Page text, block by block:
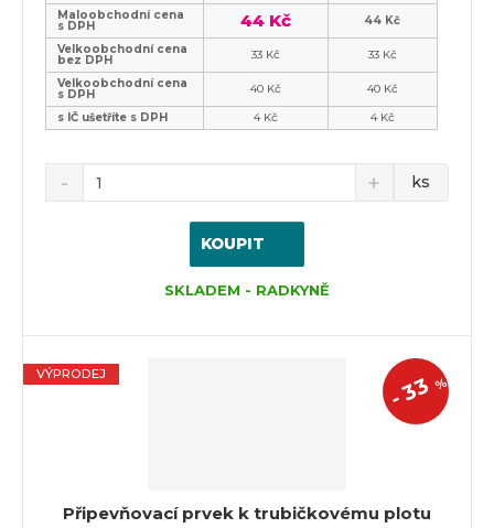
Maloobchodní cena
s DPH 44 Kč
44 Kč
Velkoobchodní cena
bez DPH 33 Kč
33 Kč
Velkoobchodní cena
s DPH 40 Kč
40 Kč
s IČ ušetříte s DPH
4 Kč 4 Kč
ks
KOUPIT
SKLADEM - RADKYNĚ
Připevňovací prvek k trubičkovému plotu
-
33%
VÝPRODEJ